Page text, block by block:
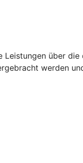
Leistungen über
werden